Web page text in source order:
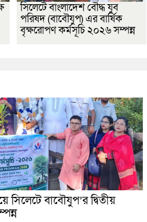
সিলেটে বাংলাদেশ বৌদ্ধ যুব
পরিষদ (বাবৌযুপ) এর বার্ষিক
বৃক্ষরোপণ কর্মসূচি ২০২৬ সম্পন্ন
সিলেটে বাবৌযুপ’র দ্বিতীয়